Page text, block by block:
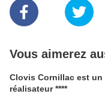
Vous aimerez
Clovis Cornillac est un
réalisateur ****